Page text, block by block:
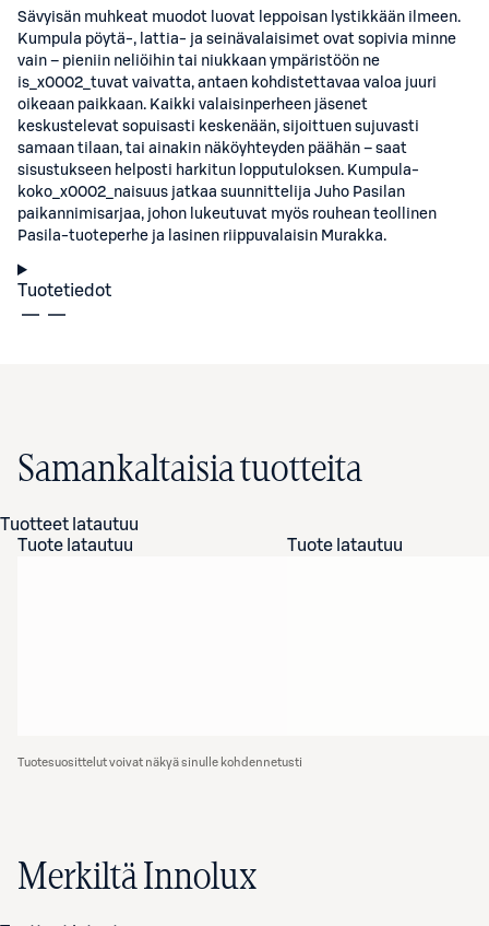
Sävyisän muhkeat muodot luovat leppoisan lystikkään ilmeen.
Kumpula pöytä-, lattia- ja seinävalaisimet ovat sopivia minne
vain – pieniin neliöihin tai niukkaan ympäristöön ne
is_x0002_tuvat vaivatta, antaen kohdistettavaa valoa juuri
oikeaan paikkaan. Kaikki valaisinperheen jäsenet
keskustelevat sopuisasti keskenään, sijoittuen sujuvasti
samaan tilaan, tai ainakin näköyhteyden päähän – saat
sisustukseen helposti harkitun lopputuloksen. Kumpula-
koko_x0002_naisuus jatkaa suunnittelija Juho Pasilan
paikannimisarjaa, johon lukeutuvat myös rouhean teollinen
Pasila-tuoteperhe ja lasinen riippuvalaisin Murakka.
Tuotetiedot
Samankaltaisia tuotteita
Tuotteet latautuu
Tuote latautuu
Tuote latautuu
Tuotesuosittelut voivat näkyä sinulle kohdennetusti
Merkiltä Innolux